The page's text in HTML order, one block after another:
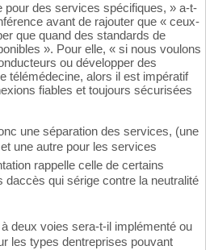
pour des services spécifiques, » a-t-
avant de rajouter que « ceux-
que quand des standards de
». Pour elle, « si nous voulons
ou développer des
télémédecine, alors il est impératif
fiables et toujours sécurisées
une séparation des services, (une
une autre pour les services
rappelle celle de certains
qui sérige contre la neutralité
deux voies sera-t-il implémenté ou
les types dentreprises pouvant